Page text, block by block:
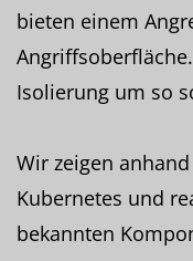
bieten einem
Isolierung um so
Wir zeigen
Kubernetes und
bekannten